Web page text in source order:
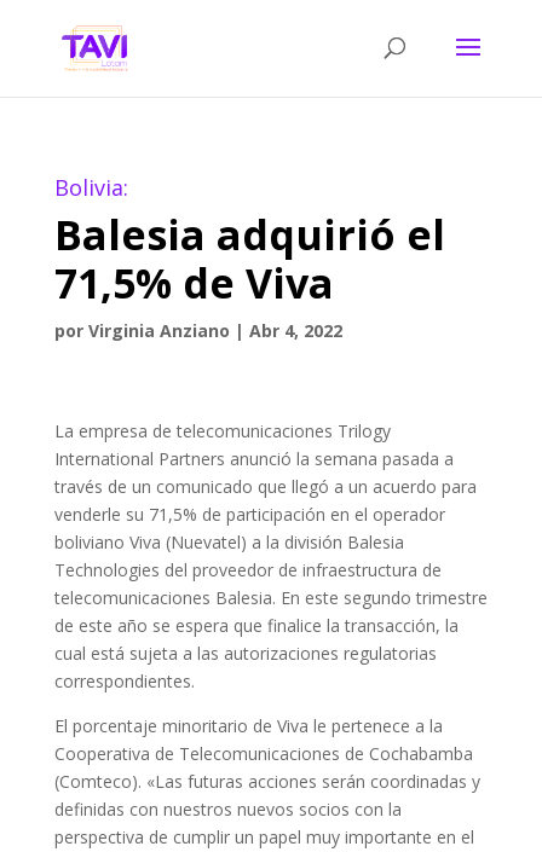
Bolivia:
Balesia adquirió el
71,5% de Viva
por Virginia Anziano | Abr 4, 2022
La empresa de telecomunicaciones Trilogy
International Partners anunció la semana pasada a
través de un comunicado que llegó a un acuerdo para
venderle su 71,5% de participación en el operador
boliviano Viva (Nuevatel) a la división Balesia
Technologies del proveedor de infraestructura de
telecomunicaciones Balesia. En este segundo trimestre
de este año se espera que finalice la transacción, la
cual está sujeta a las autorizaciones regulatorias
correspondientes.
El porcentaje minoritario de Viva le pertenece a la
Cooperativa de Telecomunicaciones de Cochabamba
(Comteco). «Las futuras acciones serán coordinadas y
definidas con nuestros nuevos socios con la
perspectiva de cumplir un papel muy importante en el